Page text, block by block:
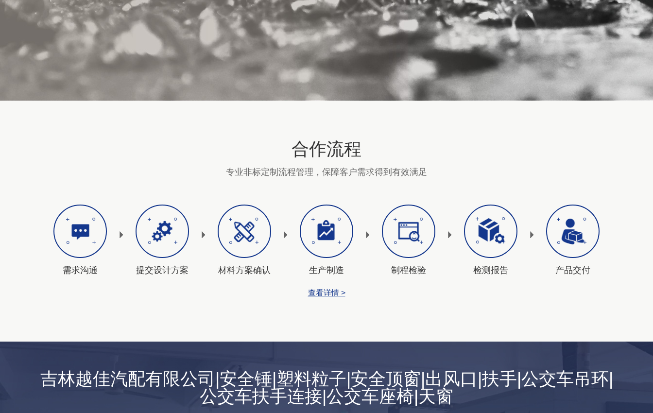
合作流程
专业非标定制流程管理，保障客户需求得到有效满足
需求沟通 提交设计方案 材料方案确认 生产制造 制程检验 检测报告 产品交付
查看详情 >
吉林越佳汽配有限公司|安全锤|塑料粒子|安全顶窗|出风口|扶手|公交车吊环|
公交车扶手连接|公交车座椅|天窗